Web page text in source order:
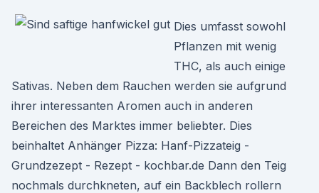
Dies umfasst sowohl
Pflanzen mit wenig
THC, als auch einige
Sativas. Neben dem Rauchen werden sie aufgrund
ihrer interessanten Aromen auch in anderen
Bereichen des Marktes immer beliebter. Dies
beinhaltet Anhänger Pizza: Hanf-Pizzateig -
Grundzezept - Rezept - kochbar.de Dann den Teig
nochmals durchkneten, auf ein Backblech rollern